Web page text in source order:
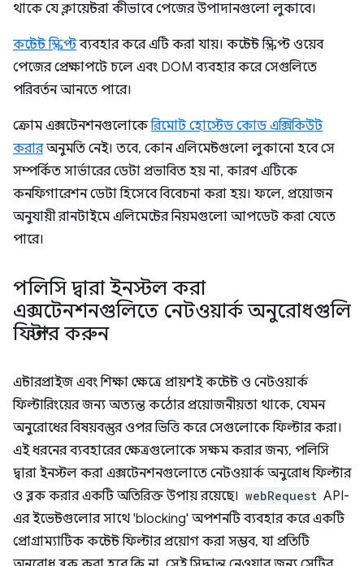
থাকে যে ক্লায়েন্টরা কীভাবে পেজের উপাদানগুলো লুকাবে।
কন্টেন্ট স্ক্রিপ্টব্যবহার করে এটি করা যায়। কন্টেন্ট স্ক্রিপ্ট ওয়েব
পেজের প্রেক্ষাপটে চলে এবং DOM ব্যবহার করে সেগুলিতে
পরিবর্তন আনতে পারে।
ক্রোম এক্সটেনশনগুলোকেরিমোট হোস্টেড কোড এক্সিকিউট
করারঅনুমতি নেই। তবে, কোন এলিমেন্টগুলো লুকানো হবে সে
সম্পর্কিত সার্ভারের ডেটা প্রভাবিত হয় না, কারণ এটিকে
কনফিগারেশন ডেটা হিসেবে বিবেচনা করা হয়। ফলে, প্রয়োজন
অনুযায়ী রানটাইমে এলিমেন্টের নিয়মগুলো আপডেট করা যেতে
পারে।
পলিসি দ্বারা ইনস্টল করা
এক্সটেনশনগুলিতে নেটওয়ার্ক অনুরোধগুলি
ফিল্টার করুন
এন্টারপ্রাইজ এবং শিক্ষা ক্ষেত্রে প্রায়শই কন্টেন্ট ও নেটওয়ার্ক
ফিল্টারিংয়ের জন্য অত্যন্ত কঠোর প্রয়োজনীয়তা থাকে, যেমন
অনুরোধের বিষয়বস্তুর ওপর ভিত্তি করে সেগুলোকে ফিল্টার করা।
এই ধরনের ব্যবহারের ক্ষেত্রগুলোকে সক্ষম করার জন্য, পলিসি
দ্বারা ইনস্টল করা এক্সটেনশনগুলোতে নেটওয়ার্ক অনুরোধ ফিল্টার
ও ব্লক করার একটি অতিরিক্ত উপায় রয়েছে। webRequest API-
এর ইভেন্টগুলোর সাথে 'blocking' অপশনটি ব্যবহার করে একটি
প্রোগ্রাম্যাটিক কন্টেন্ট ফিল্টার প্রয়োগ করা সম্ভব, যা প্রতিটি